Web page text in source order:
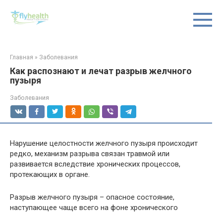
контенту
Главная » Заболевания
Как распознают и лечат разрыв желчного
пузыря
Заболевания
Нарушение целостности желчного пузыря происходит
редко, механизм разрыва связан травмой или
развивается вследствие хронических процессов,
протекающих в органе.
Разрыв желчного пузыря – опасное состояние,
наступающее чаще всего на фоне хронического